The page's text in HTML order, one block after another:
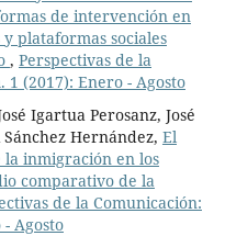
de intervención en
plataformas sociales
, Perspectivas de la
1 (2017): Enero - Agosto
Igartua Perosanz, José
Hernández, El
inmigración en los
comparativo de la
de la Comunicación:
Agosto